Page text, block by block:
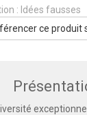
: Idées fausses
ce produit